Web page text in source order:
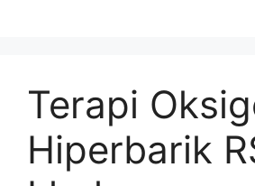
Terapi
Hiperbarik